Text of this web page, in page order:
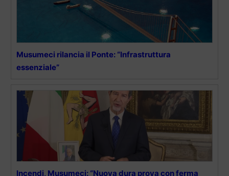
Musumeci rilancia il Ponte: “Infrastruttura
essenziale”
Incendi, Musumeci: “Nuova dura prova con ferma